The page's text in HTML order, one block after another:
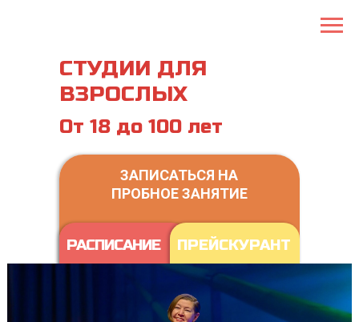
РАСПИСАНИЕ ПРЕЙСКУРАНТ
СТУДИИ ДЛЯ
ВЗРОСЛЫХ
От 18 до 100 лет
ЗАПИСАТЬСЯ НА
ПРОБНОЕ ЗАНЯТИЕ